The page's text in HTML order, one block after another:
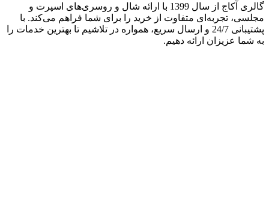
گالری آکاج از سال 1399 با ارائه شال و روسری‌های اسپرت و
مجلسی، تجربه‌ای متفاوت از خرید را برای شما فراهم می‌کند. با
پشتیبانی 24/7 و ارسال سریع، همواره در تلاشیم تا بهترین خدمات را
به شما عزیزان ارائه دهیم.